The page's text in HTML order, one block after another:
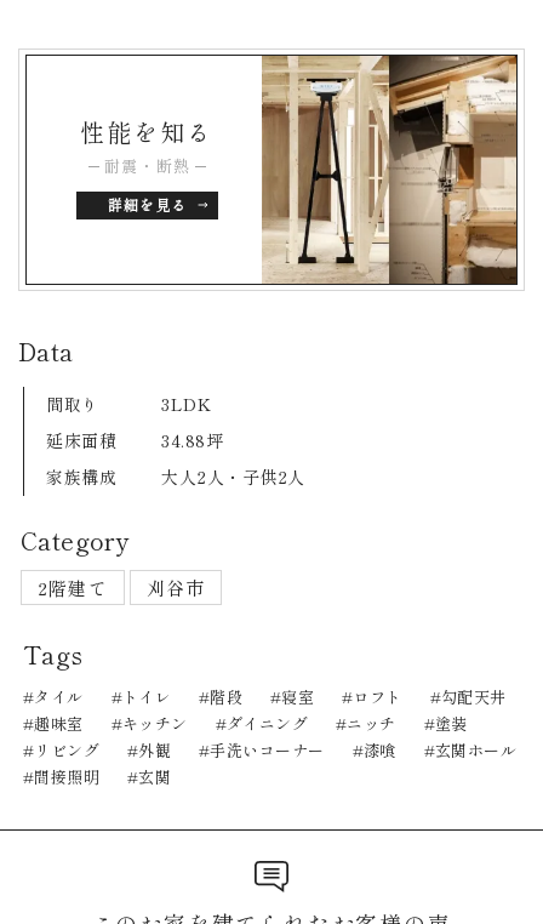
性能を知る
耐震・断熱
詳細を見る
Data
間取り
3LDK
延床面積
34.88坪
家族構成
大人2人・子供2人
Category
2階建て 刈谷市
Tags
タイル トイレ 階段 寝室 ロフト
勾配天井
趣味室
キッチン ダイニング ニッチ
塗装
リビング
外観 手洗いコーナー 漆喰
玄関ホール
間接照明
玄関